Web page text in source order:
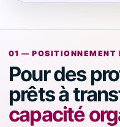
01 — POSITIONNEMENT
Pour des
prêts à
capacité